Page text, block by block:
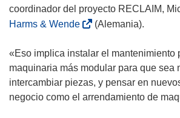
coordinador del proyecto RECLAIM,
Harms & Wende(
e
a
b
(Alemania).
«Eso implica instalar el mantenimiento
maquinaria más modular para que sea
intercambiar piezas, y pensar en
negocio como el arrendamiento de